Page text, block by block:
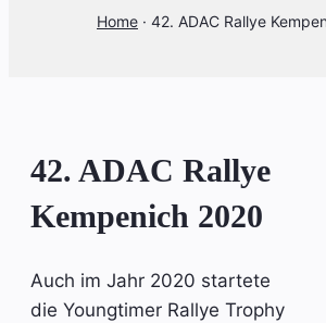
Home · 42. ADAC Rallye
42. ADAC Rallye
Kempenich 2020
Auch im Jahr 2020 startete
die Youngtimer Rallye Trophy